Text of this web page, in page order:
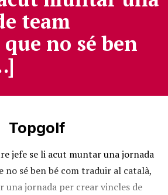
team
no sé ben
Topgolf
jefe se li acut muntar una jornada
no sé ben bé com traduir al català,
una jornada per crear vincles de